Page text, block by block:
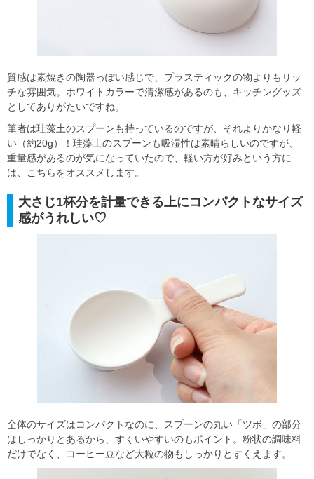
質感は素焼きの陶器っぽい感じで、プラスティックの物よりもリッ
チな雰囲気。ホワイトカラーで清潔感があるのも、キッチングッズ
としてありがたいですね。
筆者は珪藻土のスプーンも持っているのですが、それよりかなり軽
い（約20g）！珪藻土のスプーンも吸湿性は素晴らしいのですが、
重量感があるのが気になっていたので、軽い方が好みという方に
は、こちらをオススメします。
大さじ1杯分を計量できる上にコンパクトなサイズ
感がうれしい♡
全体のサイズはコンパクトなのに、スプーンの丸い「ツボ」の部分
はしっかりとあるから、すくいやすいのもポイント。粉状の調味料
だけでなく、コーヒー豆など大粒の物もしっかりとすくえます。